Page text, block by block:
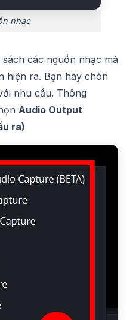
nhạc
các nguồn nhạc mà
hiện ra. Bạn hãy chòn
nhu cầu. Thông
Audio Output
ra)